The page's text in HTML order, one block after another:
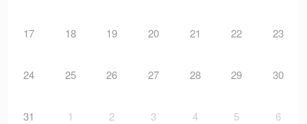
17 18 19 20 21 22 23
24 25 26 27 28 29 30
31 1 2 3 4 5 6